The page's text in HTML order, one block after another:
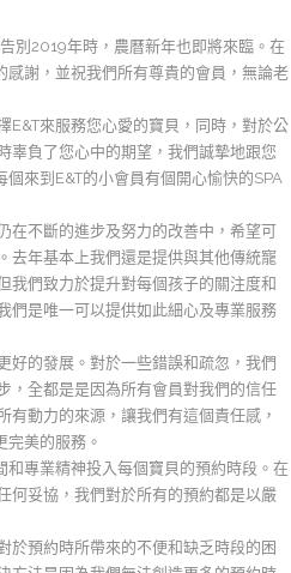
別2019年時，農曆新年也即將來臨。在
感謝，並祝我們所有尊貴的會員，無論老
E&T來服務您心愛的寶貝，同時，對於公
辜負了您心中的期望，我們誠摯地跟您
來到E&T的小會員有個開心愉快的SPA
在不斷的進步及努力的改善中，希望可
去年基本上我們還是提供與其他傳統寵
我們致力於提升對每個孩子的關注度和
們是唯一可以提供如此細心及專業服務
好的發展。對於一些錯誤和疏忽，我們
，全都是是因為所有會員對我們的信任
動力的來源，讓我們有這個責任感，
完美的服務。
專業精神投入每個寶貝的預約時段。在
何妥協，我們對於所有的預約都是以嚴
於預約時所帶來的不便和缺乏時段的困